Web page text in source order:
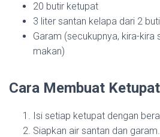
20 butir ketupat
3 liter santan kelapa dari 2
Garam (secukupnya, kira-kira
makan)
Cara Membuat Ketupat
Isi setiap ketupat dengan
Siapkan air santan dan